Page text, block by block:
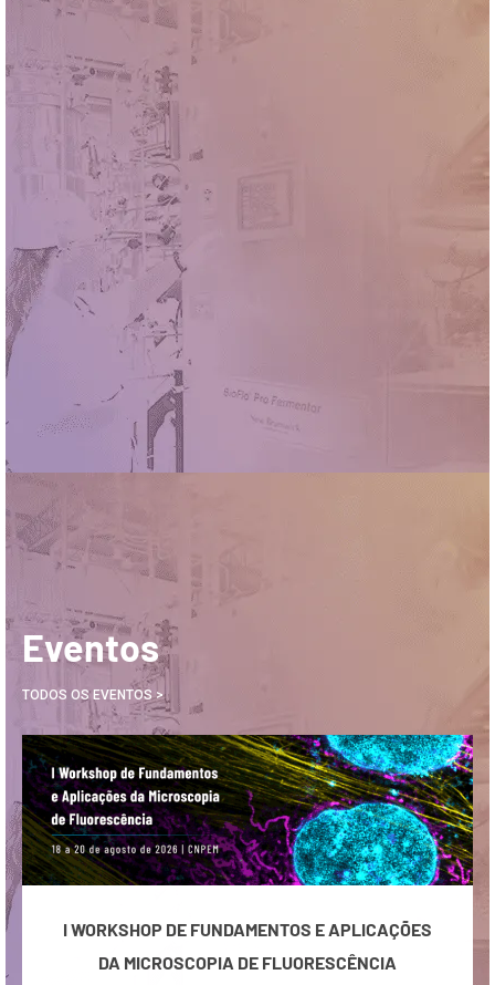
CNPEM ABRE INSCRIÇÕES PARA O PROGRAMA
Eventos
TODOS OS EVENTOS >
I WORKSHOP DE FUNDAMENTOS E APLICAÇÕES
DA MICROSCOPIA DE FLUORESCÊNCIA